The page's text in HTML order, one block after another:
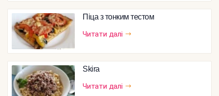
Піца з тонким тестом
Читати далі
Skira
Читати далі